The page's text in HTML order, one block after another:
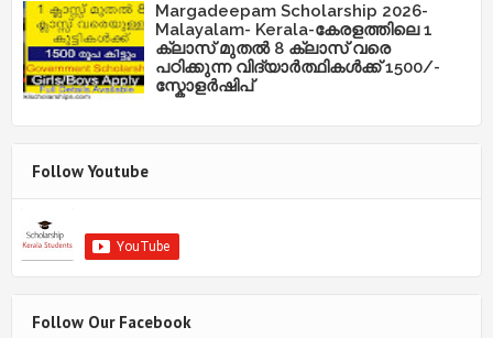
Margadeepam Scholarship 2026-
Malayalam- Kerala-കേരളത്തിലെ 1
ക്ലാസ് മുതൽ 8 ക്ലാസ് വരെ
പഠിക്കുന്ന വിദ്യാർത്ഥികൾക്ക് 1500/-
സ്കോളർഷിപ്
Follow Youtube
Follow Our Facebook